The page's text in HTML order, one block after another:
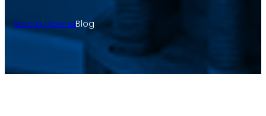
Strona głównaBlog